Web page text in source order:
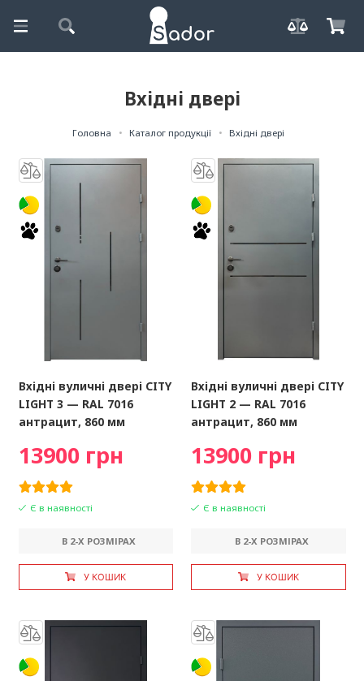
Вхідні двері
Головна Каталог продукції Вхідні двері
Вхідні вуличні двері CITY
LIGHT 3 — RAL 7016
антрацит, 860 мм
13900 грн
Є в наявності
В 2-X РОЗМІРАХ
У КОШИК
Вхідні вуличні двері CITY
LIGHT 2 — RAL 7016
антрацит, 860 мм
13900 грн
Є в наявності
В 2-X РОЗМІРАХ
У КОШИК